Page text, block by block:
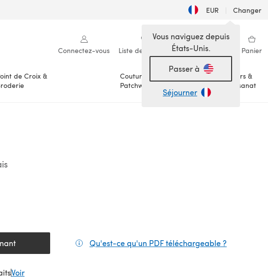
EUR | Changer
Connectez-vous Liste de souhaits Ma bibliothèque Panier
de Croix &
Couture &
Patchwork
Loisirs &
Artisanat
Vous naviguez depuis
États-Unis.
Passer à
Séjourner
dans un nouvel onglet) Qu'est-ce qu'un PDF téléchargeable ?
Voir